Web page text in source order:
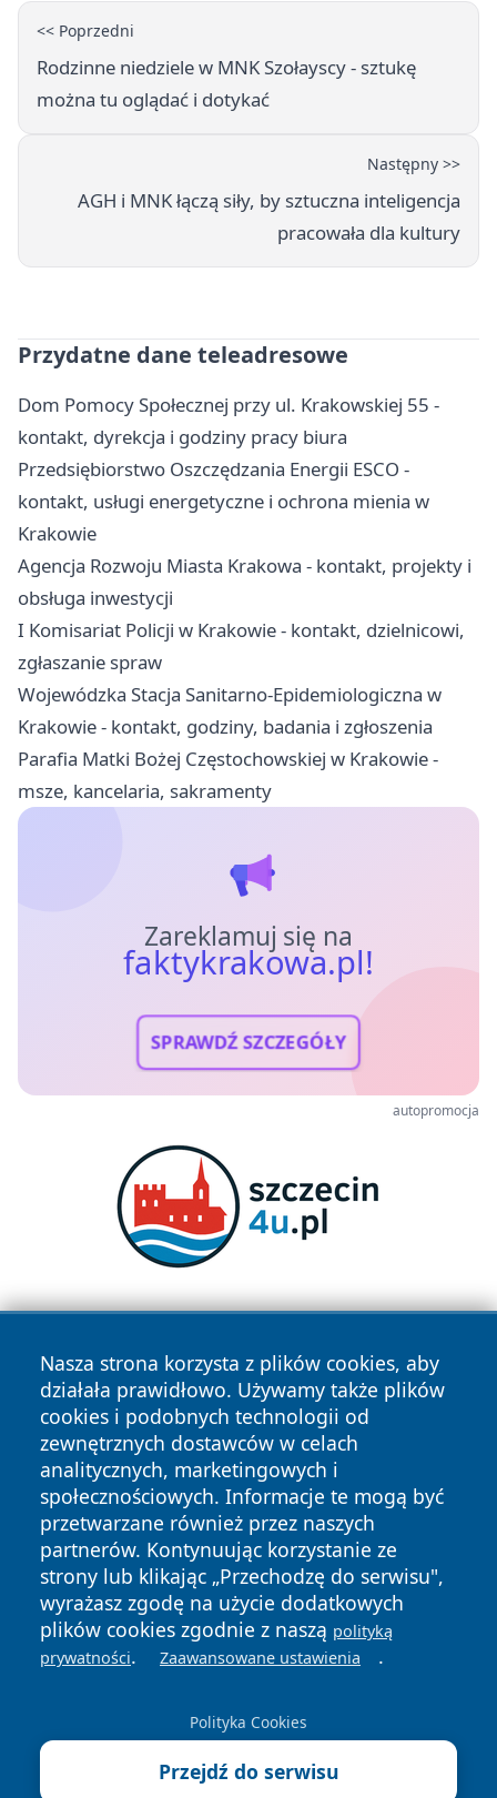
<< Poprzedni
Rodzinne niedziele w MNK Szołayscy - sztukę
można tu oglądać i dotykać
Następny >>
AGH i MNK łączą siły, by sztuczna inteligencja
pracowała dla kultury
Przydatne dane teleadresowe
Dom Pomocy Społecznej przy ul. Krakowskiej 55 -
kontakt, dyrekcja i godziny pracy biura
Przedsiębiorstwo Oszczędzania Energii ESCO -
kontakt, usługi energetyczne i ochrona mienia w
Krakowie
Agencja Rozwoju Miasta Krakowa - kontakt, projekty i
obsługa inwestycji
I Komisariat Policji w Krakowie - kontakt, dzielnicowi,
zgłaszanie spraw
Wojewódzka Stacja Sanitarno-Epidemiologiczna w
Krakowie - kontakt, godziny, badania i zgłoszenia
Parafia Matki Bożej Częstochowskiej w Krakowie -
msze, kancelaria, sakramenty
Zareklamuj się na
faktykrakowa.pl!
SPRAWDŹ SZCZEGÓŁY
autopromocja
Nasza strona korzysta z plików cookies, aby
działała prawidłowo. Używamy także plików
cookies i podobnych technologii od
zewnętrznych dostawców w celach
analitycznych, marketingowych i
społecznościowych. Informacje te mogą być
przetwarzane również przez naszych
partnerów. Kontynuując korzystanie ze
strony lub klikając „Przechodzę do serwisu",
wyrażasz zgodę na użycie dodatkowych
plików cookies zgodnie z naszą polityką
prywatności. Zaawansowane ustawienia .
Polityka Cookies
Przejdź do serwisu
Copyright © 2026 faktykrakowa.pl Wszystkie prawa
zastrzeżone.
News Autorzy
Polityka
Prywatności
Polityka
Cookies